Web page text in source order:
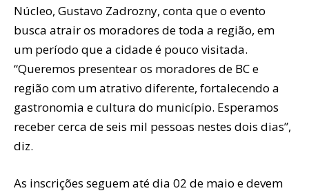
Núcleo, Gustavo Zadrozny, conta que o evento
busca atrair os moradores de toda a região, em
um período que a cidade é pouco visitada.
“Queremos presentear os moradores de BC e
região com um atrativo diferente, fortalecendo a
gastronomia e cultura do município. Esperamos
receber cerca de seis mil pessoas nestes dois dias”,
diz.
As inscrições seguem até dia 02 de maio e devem